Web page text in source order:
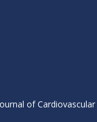
of Cardiovascular